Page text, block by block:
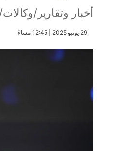
أخبار وتقارير/
​29 يونيو 2025 | 12:45 مساءً